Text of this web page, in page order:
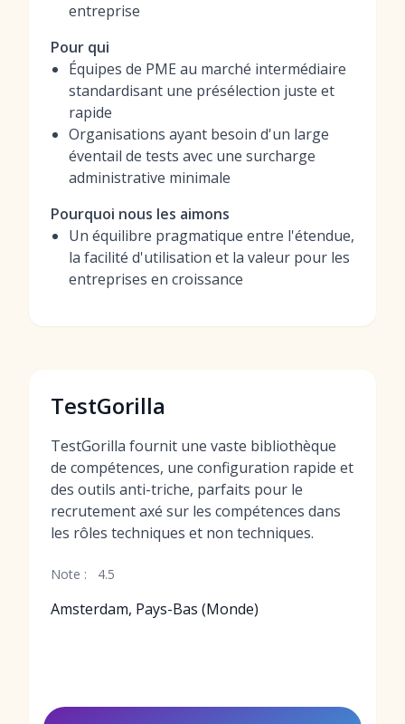
entreprise
Pour qui
Équipes de PME au marché intermédiaire
standardisant une présélection juste et
rapide
Organisations ayant besoin d'un large
éventail de tests avec une surcharge
administrative minimale
Pourquoi nous les aimons
Un équilibre pragmatique entre l'étendue,
la facilité d'utilisation et la valeur pour les
entreprises en croissance
TestGorilla
TestGorilla fournit une vaste bibliothèque
de compétences, une configuration rapide et
des outils anti-triche, parfaits pour le
recrutement axé sur les compétences dans
les rôles techniques et non techniques.
Note : 4.5
Amsterdam, Pays-Bas (Monde)